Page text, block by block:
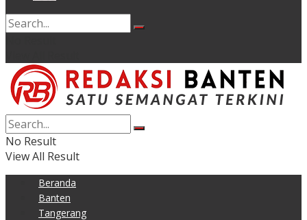
No Result
View All Result
Beranda
Banten
Tangerang